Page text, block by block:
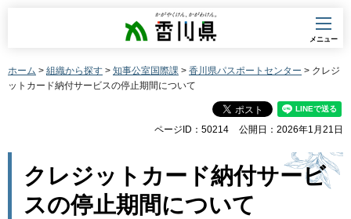
香川県
メニュー
ホーム > 組織から探す > 知事公室国際課 > 香川県パスポートセンター > クレジ
ットカード納付サービスの停止期間について
ページID：50214 公開日：2026年1月21日
クレジットカード納付サービ
スの停止期間について